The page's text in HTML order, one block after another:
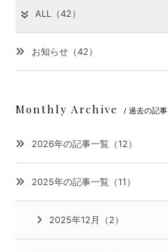
ALL（42）
お知らせ（42）
Monthly Archive / 過去の記事
2026年の記事一覧（12）
2025年の記事一覧（11）
2025年12月（2）